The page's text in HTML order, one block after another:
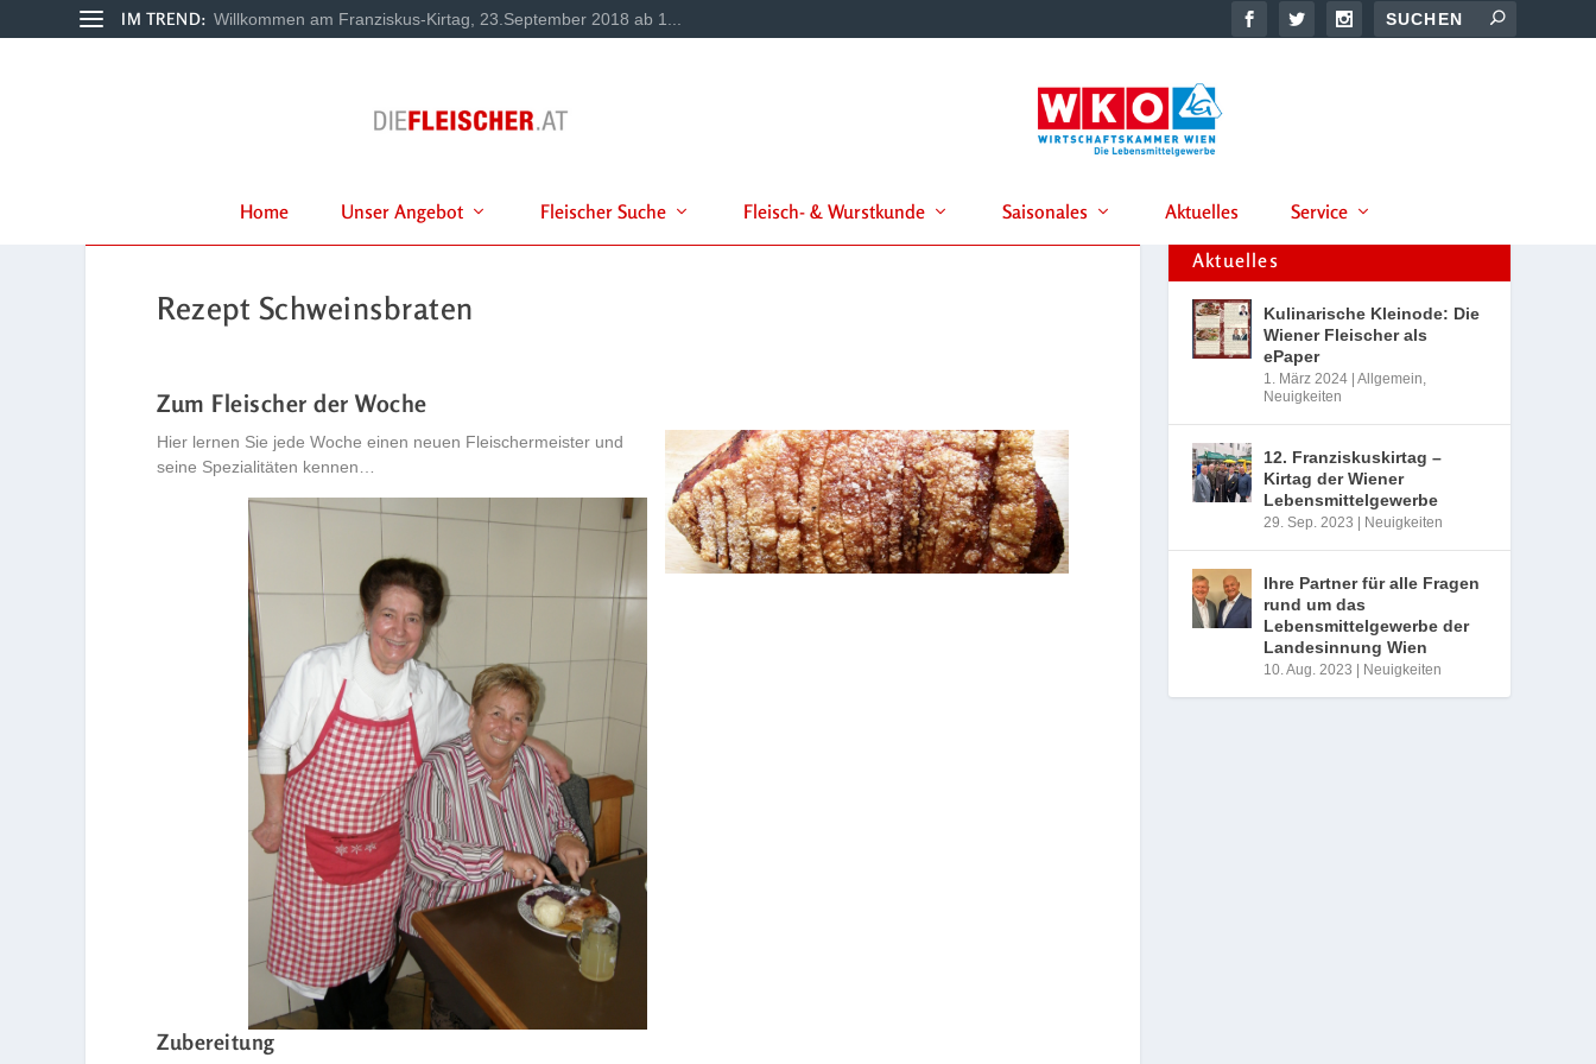
IM TREND: Willkommen am Franziskus-Kirtag, 23.September 2018 ab 1...
Home Unser Angebot Fleischer Suche Fleisch- & Wurstkunde Saisonales Aktuelles Service
Rezept Schweinsbraten
Zum Fleischer der Woche
Hier lernen Sie jede Woche einen neuen Fleischermeister und
seine Spezialitäten kennen…
Zubereitung
Aktuelles
Kulinarische Kleinode: Die
Wiener Fleischer als
ePaper
1. März 2024 | Allgemein
Neuigkeiten
12. Franziskuskirtag –
Kirtag der Wiener
Lebensmittelgewerbe
29. Sep. 2023 | Neuigkeiten
Ihre Partner für alle Fragen
rund um das
Lebensmittelgewerbe der
Landesinnung Wien
10. Aug. 2023 | Neuigkeiten